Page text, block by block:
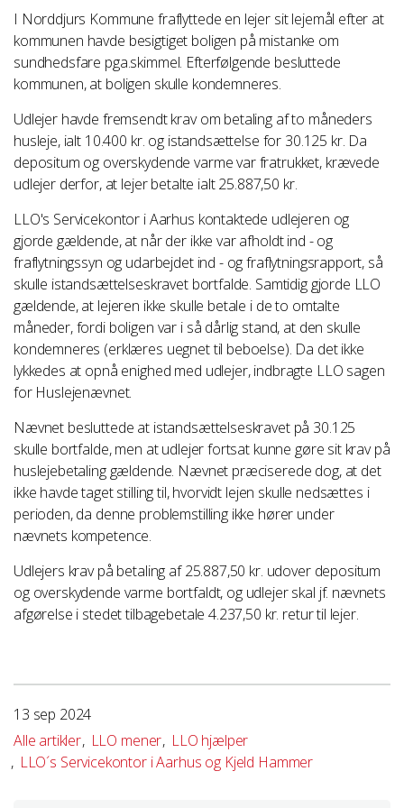
I Norddjurs Kommune fraflyttede en lejer sit lejemål efter at
kommunen havde besigtiget boligen på mistanke om
sundhedsfare pga.skimmel. Efterfølgende besluttede
kommunen, at boligen skulle kondemneres.
Udlejer havde fremsendt krav om betaling af to måneders
husleje, ialt 10.400 kr. og istandsættelse for 30.125 kr. Da
depositum og overskydende varme var fratrukket, krævede
udlejer derfor, at lejer betalte ialt 25.887,50 kr.
LLO's Servicekontor i Aarhus kontaktede udlejeren og
gjorde gældende, at når der ikke var afholdt ind - og
fraflytningssyn og udarbejdet ind - og fraflytningsrapport, så
skulle istandsættelseskravet bortfalde. Samtidig gjorde LLO
gældende, at lejeren ikke skulle betale i de to omtalte
måneder, fordi boligen var i så dårlig stand, at den skulle
kondemneres (erklæres uegnet til beboelse). Da det ikke
lykkedes at opnå enighed med udlejer, indbragte LLO sagen
for Huslejenævnet.
Nævnet besluttede at istandsættelseskravet på 30.125
skulle bortfalde, men at udlejer fortsat kunne gøre sit krav på
huslejebetaling gældende. Nævnet præciserede dog, at det
ikke havde taget stilling til, hvorvidt lejen skulle nedsættes i
perioden, da denne problemstilling ikke hører under
nævnets kompetence.
Udlejers krav på betaling af 25.887,50 kr. udover depositum
og overskydende varme bortfaldt, og udlejer skal jf. nævnets
afgørelse i stedet tilbagebetale 4.237,50 kr. retur til lejer.
13 sep 2024
Alle artikler LLO mener LLO hjælper
LLO´s Servicekontor i Aarhus og Kjeld Hammer